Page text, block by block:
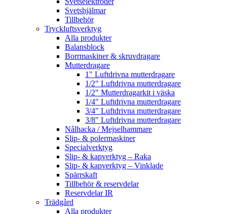
Svetshjälmar
Tillbehör
Tryckluftsverktyg
Alla produkter
Balansblock
Borrmaskiner & skruvdragare
Mutterdragare
1" Luftdrivna mutterdragare
1/2" Luftdrivna mutterdragare
1/2" Mutterdragarkit i väska
1/4" Luftdrivna mutterdragare
3/4" Luftdrivna mutterdragare
3/8" Luftdrivna mutterdragare
Nålhacka / Mejselhammare
Slip- & polermaskiner
Specialverktyg
Slip- & kapverktyg – Raka
Slip- & kapverktyg – Vinklade
Spärrskaft
Tillbehör & reservdelar
Reservdelar IR
Trädgård
Alla produkter